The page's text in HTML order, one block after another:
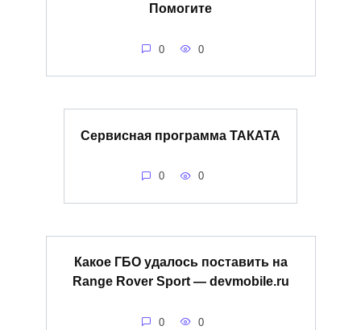
Помогите
0 0
Сервисная программа ТАКАТА
0 0
Какое ГБО удалось поставить на
Range Rover Sport — devmobile.ru
0 0